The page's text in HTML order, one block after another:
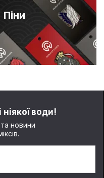
Піни
води!
новини